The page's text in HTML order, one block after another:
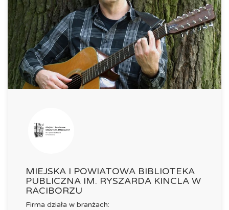
MIEJSKA I POWIATOWA BIBLIOTEKA
PUBLICZNA IM. RYSZARDA KINCLA W
RACIBORZU
Firma działa w branżach: